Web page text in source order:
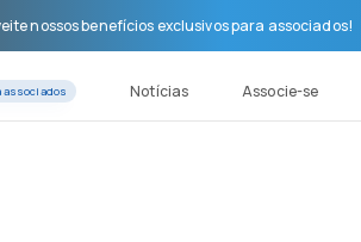
nossos benefícios exclusivos para associados!
associados Notícias Associe-se